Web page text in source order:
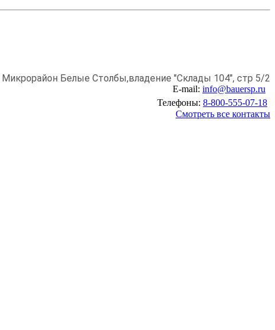
Микрорайон Белые Столбы,владение "Склады 104", стр 5/2
E-mail: info@bauersp.ru
Телефоны: 8-800-555-07-18
Смотреть все контакты